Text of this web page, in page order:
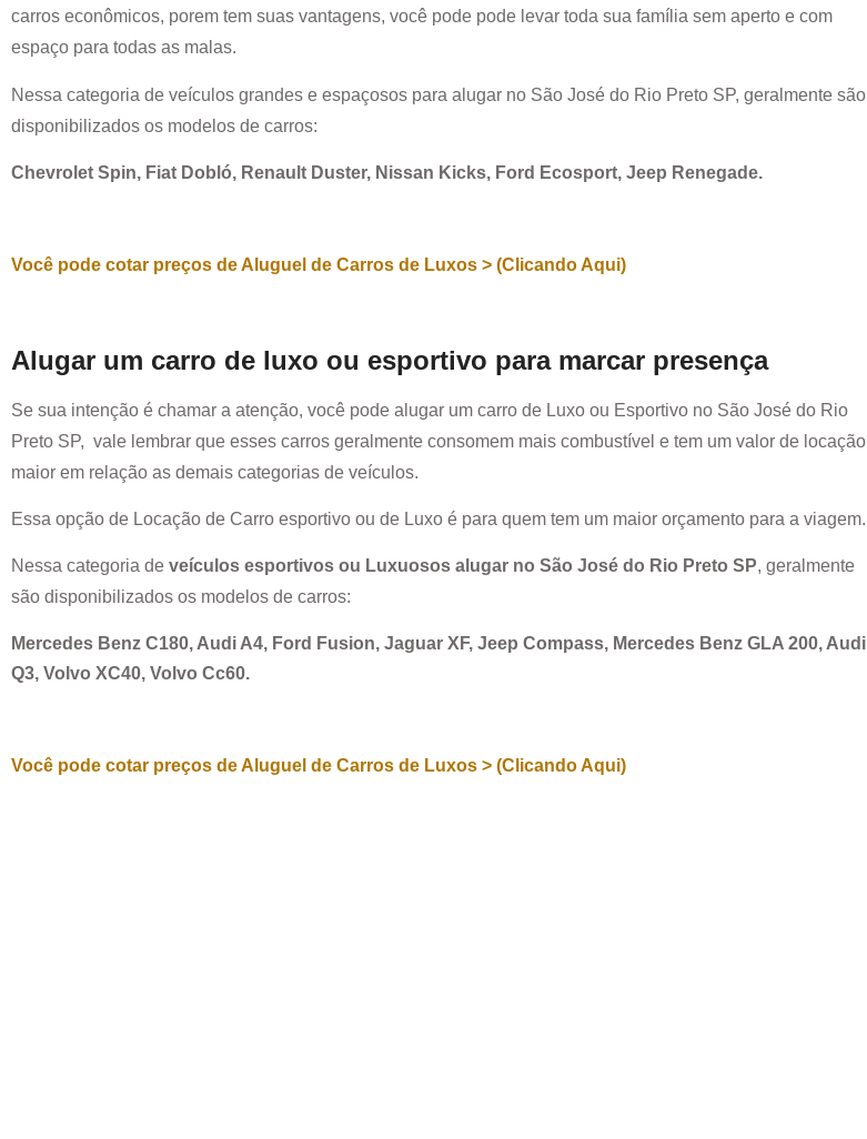
carros econômicos, porem tem suas vantagens, você pode pode levar toda sua família sem aperto e com
espaço para todas as malas.
Nessa categoria de veículos grandes e espaçosos para alugar no São José do Rio Preto SP, geralmente são
disponibilizados os modelos de carros:
Chevrolet Spin, Fiat Dobló, Renault Duster, Nissan Kicks, Ford Ecosport, Jeep Renegade.
Você pode cotar preços de Aluguel de Carros de Luxos > (Clicando Aqui)
Alugar um carro de luxo ou esportivo para marcar presença
Se sua intenção é chamar a atenção, você pode alugar um carro de Luxo ou Esportivo no São José do Rio
Preto SP, vale lembrar que esses carros geralmente consomem mais combustível e tem um valor de locação
maior em relação as demais categorias de veículos.
Essa opção de Locação de Carro esportivo ou de Luxo é para quem tem um maior orçamento para a viagem.
Nessa categoria de veículos esportivos ou Luxuosos alugar no São José do Rio Preto SP, geralmente
são disponibilizados os modelos de carros:
Mercedes Benz C180, Audi A4, Ford Fusion, Jaguar XF, Jeep Compass, Mercedes Benz GLA 200, Audi
Q3, Volvo XC40, Volvo Cc60.
Você pode cotar preços de Aluguel de Carros de Luxos > (Clicando Aqui)